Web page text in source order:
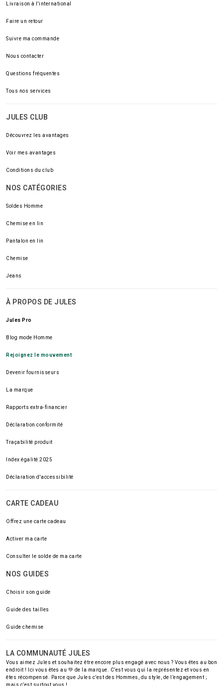
Livraison à l'international
Faire un retour
Suivre ma commande
Nous contacter
Questions fréquentes
Tous nos services
JULES CLUB
Découvrez les avantages
Voir mes avantages
Conditions du club
NOS CATÉGORIES
Soldes Homme
Chemise en lin
Pantalon en lin
Chemise
Jeans
À PROPOS DE JULES
Jules Pro
Blog mode Homme
Rejoignez le mouvement
Devenir fournisseurs
La marque
Rapports extra-financier
Déclaration conformité
Traçabilité produit
Index égalité 2025
Déclaration d'accessibilité
CARTE CADEAU
Offrez une carte cadeau
Activer ma carte
Consulter le solde de ma carte
NOS GUIDES
Choisir son guide
Guide des tailles
Guide chemise
LA COMMUNAUTÉ JULES
Vous aimez Jules et souhaitez être encore plus engagé avec nous ? Vous êtes au bon
endroit ! Ici vous êtes au 💚 de la marque. C’est vous qui la représentez et vous en
êtes récompensé. Parce que Jules c’est des Hommes, du style, de l’engagement ;
mais c’est surtout vous !